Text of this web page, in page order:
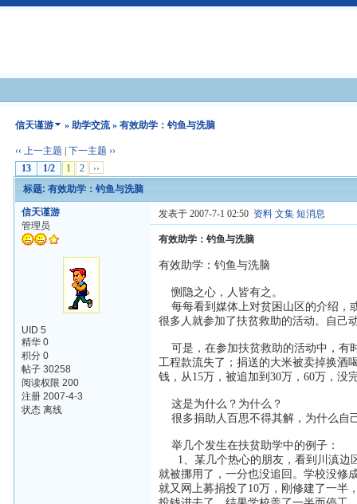
信天谨游 »助学交流» 有效助学：钓鱼与洗脑
‹‹ 上一主题 |下一主题 ››
13
1/2 1 2 ››
标题: 有效助学：钓鱼与洗脑
信天谨游
管理员
UID 5
精华 0
积分 0
帖子 30258
阅读权限 200
注册 2007-4-3
状态 离线
发表于 2007-7-1 02:50 资料 文集 短消息
有效助学：钓鱼与洗脑
有效助学：钓鱼与洗脑
恻隐之心，人皆有之。
每每看到媒体上对贫困山区的介绍，
很多人就参加了扶贫救助的活动。自己
可是，在参加扶贫救助的活动中，有
工程款流失了；捐送的大米被卖掉换酒
钱，从15万，被追加到30万，60万，没
这是为什么？为什么？
很多捐助人百思不得其解，为什么自
举几个发生在扶贫助学中的例子：
1、某几个热心的朋友，看到川滇边
就被挪用了，一分也没追回。学校没修
就又网上募捐投了10万，刚修建了一半